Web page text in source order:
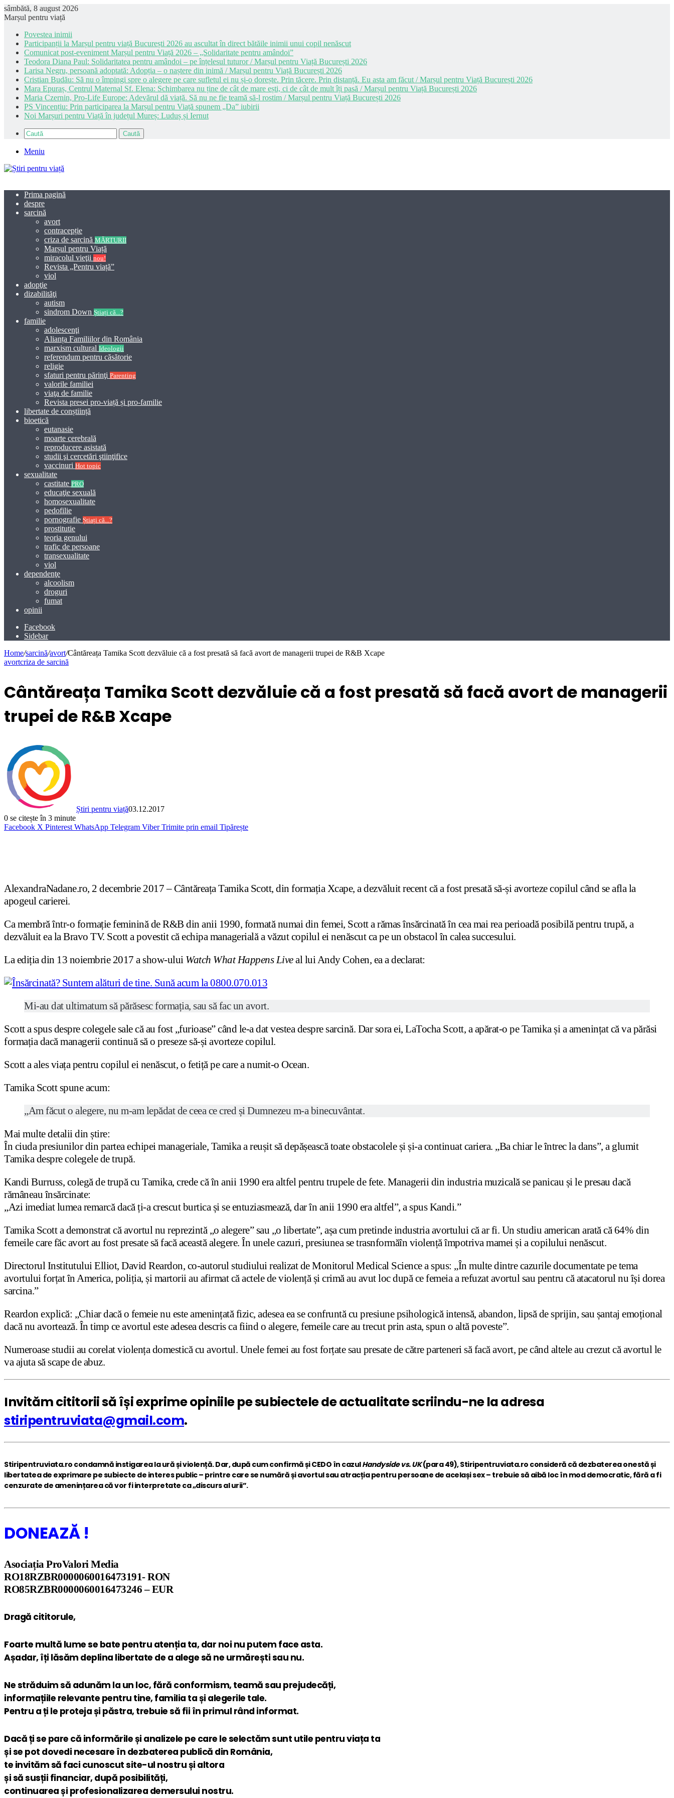
sâmbătă, 8 august 2026
Marșul pentru viață
Povestea inimii
Participanții la Marșul pentru viață București 2026 au ascultat în direct bătăile inimii unui copil nenăscut
Comunicat post-eveniment Marșul pentru Viață 2026 – „Solidaritate pentru amândoi”
Teodora Diana Paul: Solidaritatea pentru amândoi – pe înțelesul tuturor / Marșul pentru Viață București 2026
Larisa Negru, persoană adoptată: Adopția – o naștere din inimă / Marșul pentru Viață București 2026
Cristian Budău: Să nu o împingi spre o alegere pe care sufletul ei nu și-o dorește. Prin tăcere. Prin distanță. Eu asta am făcut / Marșul pentru Viață București 2026
Mara Epuraș, Centrul Maternal Sf. Elena: Schimbarea nu ține de cât de mare ești, ci de cât de mult îți pasă / Marșul pentru Viață București 2026
Maria Czernin, Pro-Life Europe: Adevărul dă viață. Să nu ne fie teamă să-l rostim / Marșul pentru Viață București 2026
PS Vincențiu: Prin participarea la Marșul pentru Viață spunem „Da” iubirii
Noi Marșuri pentru Viață în județul Mureș: Luduș și Iernut
Caută
Meniu
Prima pagină
despre
sarcină
avort
contracepție
criza de sarcină MĂRTURII
Marșul pentru Viață
miracolul vieţii nou!
Revista „Pentru viață”
viol
adopţie
dizabilităţi
autism
sindrom Down Știați că...?
familie
adolescenţi
Alianța Familiilor din România
marxism cultural Ideologii
referendum pentru căsătorie
religie
sfaturi pentru părinţi Parenting
valorile familiei
viaţa de familie
Revista presei pro-viață și pro-familie
libertate de conștiință
bioetică
eutanasie
moarte cerebrală
reproducere asistată
studii şi cercetări ştiinţifice
vaccinuri Hot topic
sexualitate
castitate PRO
educaţie sexuală
homosexualitate
pedofilie
pornografie Știați că...?
prostitutie
teoria genului
trafic de persoane
transexualitate
viol
dependenţe
alcoolism
droguri
fumat
opinii
Facebook
Sidebar
Home/sarcină/avort/Cântăreața Tamika Scott dezvăluie că a fost presată să facă avort de managerii trupei de R&B Xcape
avortcriza de sarcină
Cântăreața Tamika Scott dezvăluie că a fost presată să facă avort de managerii
trupei de R&B Xcape
Știri pentru viață03.12.2017
0 se citește în 3 minute
Facebook X Pinterest WhatsApp Telegram Viber Trimite prin email Tipărește
AlexandraNadane.ro, 2 decembrie 2017 – Cântăreața Tamika Scott, din formația Xcape, a dezvăluit recent că a fost presată să-și avorteze copilul când se afla la
apogeul carierei.
Ca membră într-o formație feminină de R&B din anii 1990, formată numai din femei, Scott a rămas însărcinată în cea mai rea perioadă posibilă pentru trupă, a
dezvăluit ea la Bravo TV. Scott a povestit că echipa managerială a văzut copilul ei nenăscut ca pe un obstacol în calea succesului.
La ediția din 13 noiembrie 2017 a show-ului Watch What Happens Liveal lui Andy Cohen, ea a declarat:
Mi-au dat ultimatum să părăsesc formația, sau să fac un avort.
Scott a spus despre colegele sale că au fost „furioase” când le-a dat vestea despre sarcină. Dar sora ei, LaTocha Scott, a apărat-o pe Tamika și a amenințat că va părăsi
formația dacă managerii continuă să o preseze să-și avorteze copilul.
Scott a ales viața pentru copilul ei nenăscut, o fetiță pe care a numit-o Ocean.
Tamika Scott spune acum:
„Am făcut o alegere, nu m-am lepădat de ceea ce cred și Dumnezeu m-a binecuvântat.
Mai multe detalii din știre:
În ciuda presiunilor din partea echipei manageriale, Tamika a reușit să depășească toate obstacolele și și-a continuat cariera. „Ba chiar le întrec la dans”, a glumit
Tamika despre colegele de trupă.
Kandi Burruss, colegă de trupă cu Tamika, crede că în anii 1990 era altfel pentru trupele de fete. Managerii din industria muzicală se panicau și le presau dacă
rămâneau însărcinate:
„Azi imediat lumea remarcă dacă ți-a crescut burtica și se entuziasmează, dar în anii 1990 era altfel”, a spus Kandi.”
Tamika Scott a demonstrat că avortul nu reprezintă „o alegere” sau „o libertate”, așa cum pretinde industria avortului că ar fi. Un studiu american arată că 64% din
femeile care făc avort au fost presate să facă această alegere. În unele cazuri, presiunea se trasnformăîn violență împotriva mamei și a copilului nenăscut.
Directorul Institutului Elliot, David Reardon, co-autorul studiului realizat de Monitorul Medical Science a spus: „În multe dintre cazurile documentate pe tema
avortului forțat în America, poliția, și martorii au afirmat că actele de violență și crimă au avut loc după ce femeia a refuzat avortul sau pentru că atacatorul nu își dorea
sarcina.”
Reardon explică: „Chiar dacă o femeie nu este amenințată fizic, adesea ea se confruntă cu presiune psihologică intensă, abandon, lipsă de sprijin, sau șantaj emoțional
dacă nu avortează. În timp ce avortul este adesea descris ca fiind o alegere, femeile care au trecut prin asta, spun o altă poveste”.
Numeroase studii au corelat violența domestică cu avortul. Unele femei au fost forțate sau presate de către parteneri să facă avort, pe când altele au crezut că avortul le
va ajuta să scape de abuz.
Invităm cititorii să își exprime opiniile pe subiectele de actualitate scriindu-ne laadresa
stiripentruviata@gmail.com.
Stiripentruviata.ro condamnă instigarea la ură și violență. Dar, după cum confirmă și CEDO în cazulHandyside vs. UK(para 49), Stiripentruviata.ro consideră că dezbaterea onestă și
libertatea de exprimare pe subiecte de interes public – printre care se numără și avortul sau atracția pentru persoane de același sex – trebuie să aibă loc în mod democratic, fără a fi
cenzurate de amenințarea că vor fi interpretate ca „discurs al urii”.
DONEAZĂ !
Asociația ProValori Media
RO18RZBR0000060016473191- RON
RO85RZBR0000060016473246 – EUR
Dragă cititorule,
Foarte multă lume se bate pentru atenția ta, dar noi nu putem face asta.
Așadar, îți lăsăm deplina libertate de a alege să ne urmărești sau nu.
Ne străduim să adunăm la un loc, fără conformism, teamă sau prejudecăți,
informațiile relevante pentru tine, familia ta și alegerile tale.
Pentru a ți le proteja și păstra, trebuie să fii în primul rând informat.
Dacă ți se pare că informările și analizele pe care le selectăm sunt utile pentru viața ta
și se pot dovedi necesare în dezbaterea publică din România,
te invităm să faci cunoscut site-ul nostru și altora
și să susții financiar, după posibilități,
continuarea și profesionalizarea demersului nostru.